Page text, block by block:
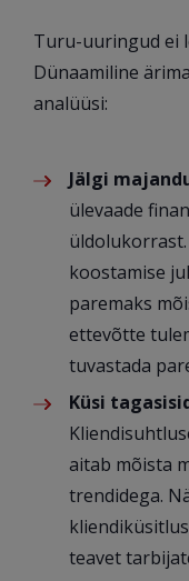
Turu-uuringud ei
Dünaamiline
analüüsi:
Jälgi
ülevaade
koostamise
paremaks
ettevõtte
tuvastada
Küsi
aitab mõista
trendidega.
teavet